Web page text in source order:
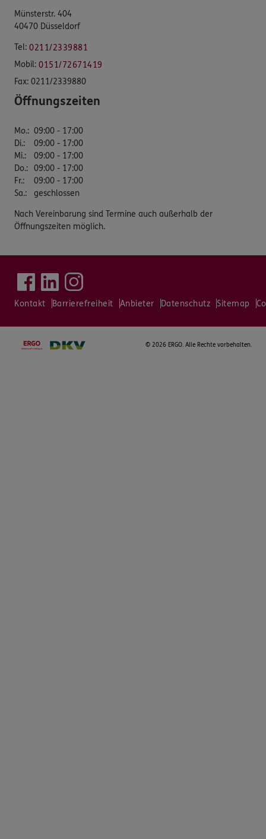
Münsterstr. 404
40470 Düsseldorf
Tel: 0211/2339881
Mobil: 0151/72671419
Fax: 0211/2339880
Öffnungszeiten
Mo.: 09:00 - 17:00
Di.:
09:00 - 17:00
Mi.:
09:00 - 17:00
Do.: 09:00 - 17:00
Fr.:
09:00 - 17:00
Sa.: geschlossen
Nach Vereinbarung sind Termine auch außerhalb der
Öffnungszeiten möglich.
Kontakt Barrierefreiheit Anbieter Datenschutz Sitemap
© 2026 ERGO. Alle Rechte vorbehalten.